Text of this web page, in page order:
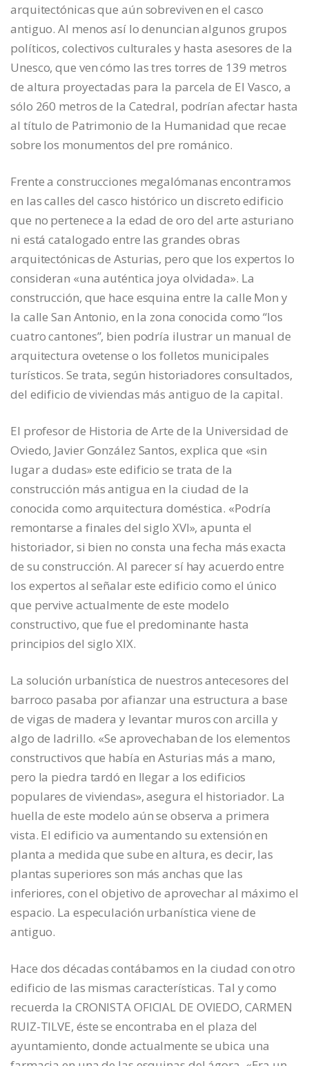
arquitectónicas que aún sobreviven en el casco
antiguo. Al menos así lo denuncian algunos grupos
políticos, colectivos culturales y hasta asesores de la
Unesco, que ven cómo las tres torres de 139 metros
de altura proyectadas para la parcela de El Vasco, a
sólo 260 metros de la Catedral, podrían afectar hasta
al título de Patrimonio de la Humanidad que recae
sobre los monumentos del pre románico.
Frente a construcciones megalómanas encontramos
en las calles del casco histórico un discreto edificio
que no pertenece a la edad de oro del arte asturiano
ni está catalogado entre las grandes obras
arquitectónicas de Asturias, pero que los expertos lo
consideran «una auténtica joya olvidada». La
construcción, que hace esquina entre la calle Mon y
la calle San Antonio, en la zona conocida como “los
cuatro cantones”, bien podría ilustrar un manual de
arquitectura ovetense o los folletos municipales
turísticos. Se trata, según historiadores consultados,
del edificio de viviendas más antiguo de la capital.
El profesor de Historia de Arte de la Universidad de
Oviedo, Javier González Santos, explica que «sin
lugar a dudas» este edificio se trata de la
construcción más antigua en la ciudad de la
conocida como arquitectura doméstica. «Podría
remontarse a finales del siglo XVI», apunta el
historiador, si bien no consta una fecha más exacta
de su construcción. Al parecer sí hay acuerdo entre
los expertos al señalar este edificio como el único
que pervive actualmente de este modelo
constructivo, que fue el predominante hasta
principios del siglo XIX.
La solución urbanística de nuestros antecesores del
barroco pasaba por afianzar una estructura a base
de vigas de madera y levantar muros con arcilla y
algo de ladrillo. «Se aprovechaban de los elementos
constructivos que había en Asturias más a mano,
pero la piedra tardó en llegar a los edificios
populares de viviendas», asegura el historiador. La
huella de este modelo aún se observa a primera
vista. El edificio va aumentando su extensión en
planta a medida que sube en altura, es decir, las
plantas superiores son más anchas que las
inferiores, con el objetivo de aprovechar al máximo el
espacio. La especulación urbanística viene de
antiguo.
Hace dos décadas contábamos en la ciudad con otro
edificio de las mismas características. Tal y como
recuerda la CRONISTA OFICIAL DE OVIEDO, CARMEN
RUIZ-TILVE, éste se encontraba en el plaza del
ayuntamiento, donde actualmente se ubica una